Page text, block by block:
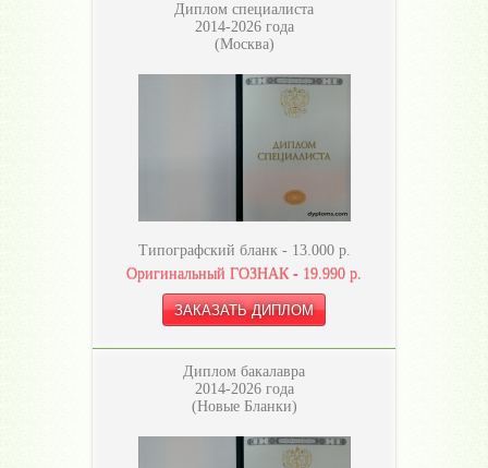
Диплом специалиста
2014-2026 года
(Москва)
Типографский бланк - 13.000р.
Оригинальный ГОЗНАК - 19.990 р.
Диплом бакалавра
2014-2026 года
(Новые Бланки)